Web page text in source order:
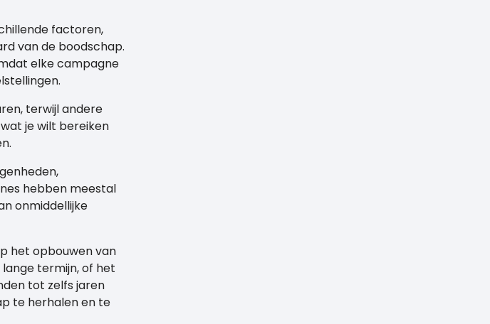
factoren,
van de boodschap.
elke campagne
terwijl andere
je wilt bereiken
hebben meestal
onmiddellijke
het opbouwen van
termijn, of het
tot zelfs jaren
te herhalen en te